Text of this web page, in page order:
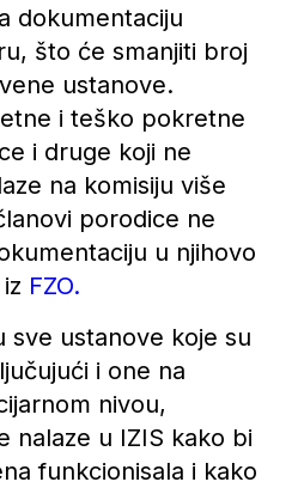
dokumentaciju
što će smanjiti broj
ustanove.
i teško pokretne
i druge koji ne
na komisiju više
porodice ne
u njihovo
FZO.
sve ustanove koje su
i one na
nivou,
nalaze u IZIS kako bi
funkcionisala i kako